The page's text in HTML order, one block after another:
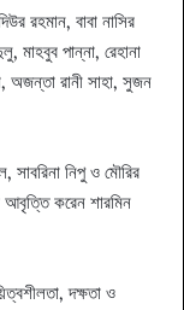
রহমান, বাবা নাসির
পান্না, রেহানা
অজন্তা রানী সাহা, সুজন
সাবরিনা নিপু ও মৌরির
আবৃত্তি করেন শারমিন
দক্ষতা ও